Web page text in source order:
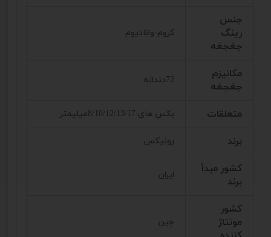
جنس
رینگ
جغجغه
کروم-وانادیوم
مکانیزم
جغجغه
72دندانه
متعلقات بکس های:8/10/12/13/17میلیمتر
برند رونیکس
کشور مبدأ
برند
ایران
کشور
مونتاژ
چین